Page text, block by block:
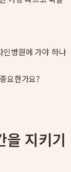
인병원에 가야 하나
요한가요?
을 지키기